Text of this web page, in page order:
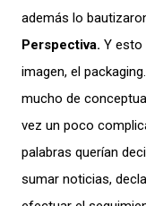
además lo
Perspectiva. Y esto
imagen, el
mucho de
vez un poco
palabras querían
sumar noticias,